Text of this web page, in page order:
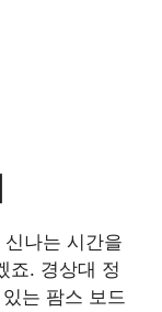
나는 시간을
죠. 경상대 정
는 팜스 보드